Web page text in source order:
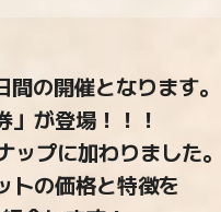
の開催となります。
が登場！！！
プに加わりました。
トの価格と特徴を